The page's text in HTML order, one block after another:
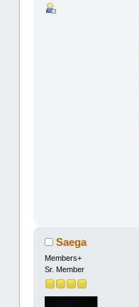
Saega
Members+
Sr. Member